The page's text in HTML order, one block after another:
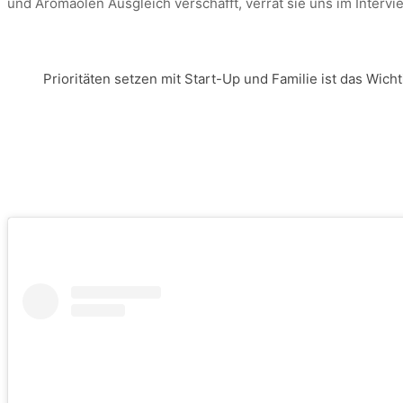
Prioritäten setzen mit Start-Up und Familie ist das